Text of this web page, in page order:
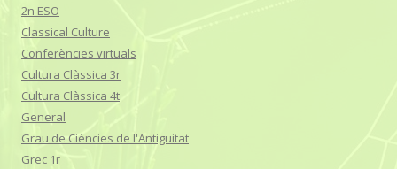
2n ESO
Classical Culture
Conferències virtuals
Cultura Clàssica 3r
Cultura Clàssica 4t
General
Grau de Ciències de l'Antiguitat
Grec 1r